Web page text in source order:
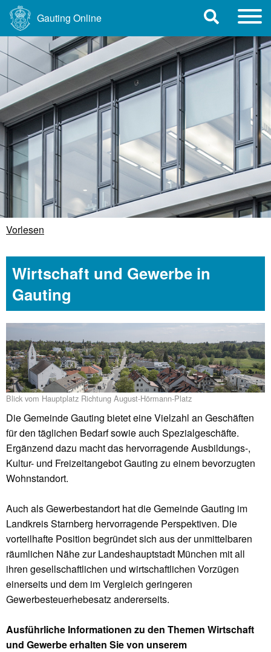
Gauting Online
Vorlesen
Wirtschaft und Gewerbe in
Gauting
Blick vom Hauptplatz Richtung August-Hörmann-Platz
Die Gemeinde Gauting bietet eine Vielzahl an Geschäften
für den täglichen Bedarf sowie auch Spezialgeschäfte.
Ergänzend dazu macht das hervorragende Ausbildungs-,
Kultur- und Freizeitangebot Gauting zu einem bevorzugten
Wohnstandort.
Auch als Gewerbestandort hat die Gemeinde Gauting im
Landkreis Starnberg hervorragende Perspektiven. Die
vorteilhafte Position begründet sich aus der unmittelbaren
räumlichen Nähe zur Landeshauptstadt München mit all
ihren gesellschaftlichen und wirtschaftlichen Vorzügen
einerseits und dem im Vergleich geringeren
Gewerbesteuerhebesatz andererseits.
Ausführliche Informationen zu den Themen Wirtschaft
und Gewerbe erhalten Sie von unserem